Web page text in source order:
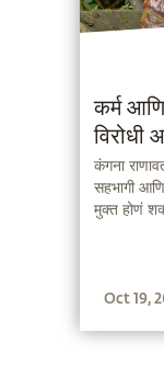
कर्म
विरोधी
कंगना
सहभागी
मुक्त होणं
Oct 19,